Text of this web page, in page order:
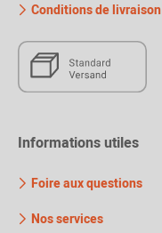
Conditions de livraison
Informations utiles
Foire aux questions
Nos services